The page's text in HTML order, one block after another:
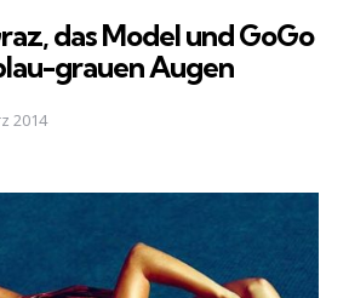
das Model und GoGo
grauen Augen
2014